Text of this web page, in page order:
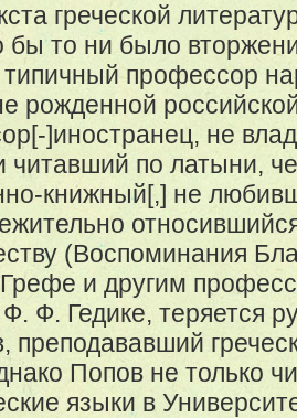
греческой
бы то ни было
профессор
рожденной
]иностранец, не
читавший по латыни,
книжный[,] не
(Воспоминания
и другим
Ф. Гедике, теряется
преподававший
Попов не только
языки в